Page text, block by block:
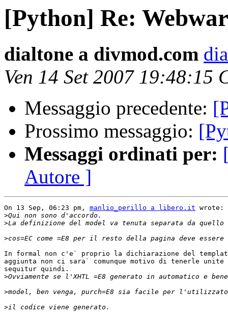
[Python] Re:
dialtone a divmod.com
Ven 14 Set 2007 19:48:15
Messaggio precedente:
Prossimo messaggio:
Messaggi ordinati per:
Autore ]
On 13 Sep, 06:23 pm, manlio_perillo a libero.it wrote:
>
>
>
In formal non c'e` proprio la dichiarazione del
aggiunta non ci sara` comunque motivo di tenerle unite
sequitur quindi.
>
>
>